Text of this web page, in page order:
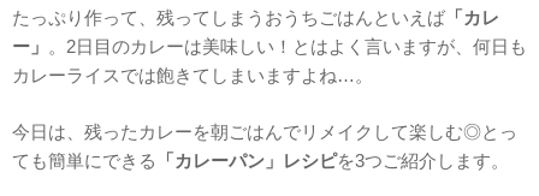
たっぷり作って、残ってしまうおうちごはんといえば 「カレ
ー」 。2日目のカレーは美味しい！とはよく言いますが、何日も
カレーライスでは飽きてしまいますよね…。
今日は、残ったカレーを朝ごはんでリメイクして楽しむ◎とっ
ても簡単にできる
「カレーパン」レシピを3つご紹介します。